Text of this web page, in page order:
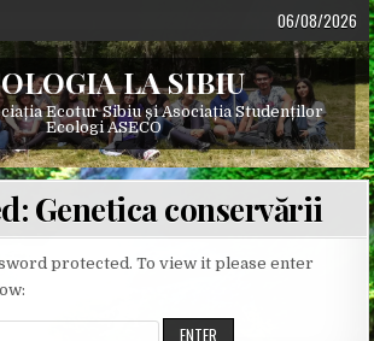
06/08/2026
LA SIBIU
Ecotur Sibiu și Asociația Studenților
Ecologi ASECO
Genetica conservării
protected. To view it please enter